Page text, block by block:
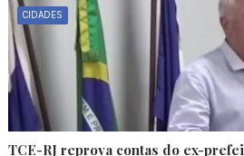
CIDADES
TCE-RJ reprova contas do ex-